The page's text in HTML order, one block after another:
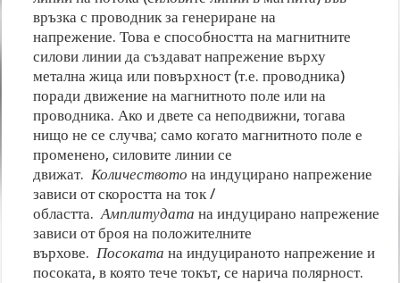
връзка с проводник за генериране на
напрежение. Това е способността на магнитните
силови линии да създават напрежение върху
метална жица или повърхност (т.е. проводника)
поради движение на магнитното поле или на
проводника. Ако и двете са неподвижни, тогава
нищо не се случва; само когато магнитното поле е
променено, силовите линии се
движат.Количеството на индуцирано напрежение
зависи от скоростта на ток /
областта.Амплитудата на индуцирано напрежение
зависи от броя на положителните
върхове.Посоката на индуцираното напрежение и
посоката, в която тече токът, се нарича полярност.